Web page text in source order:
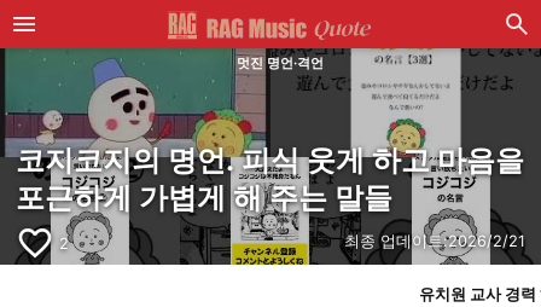
멋진 명언·격언
코지코지의 명언. 피식 웃게 하고 마음을
포근하게 가볍게 해 주는 말들
favorite_border 2 최종 업데이트:2026/2/21
유치원 교사 경